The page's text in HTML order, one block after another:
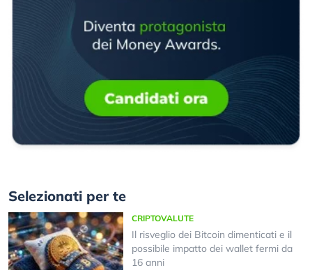
Selezionati per te
CRIPTOVALUTE
Il risveglio dei Bitcoin dimenticati e il
possibile impatto dei wallet fermi da
16 anni